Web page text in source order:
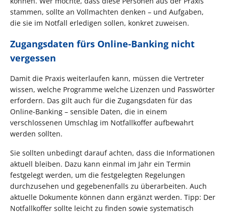
stammen, sollte an Vollmachten denken – und Aufgaben,
die sie im Notfall erledigen sollen, konkret zuweisen.
Zugangsdaten fürs Online-Banking nicht
vergessen
Damit die Praxis weiterlaufen kann, müssen die Vertreter
wissen, welche Programme welche Lizenzen und Passwörter
erfordern. Das gilt auch für die Zugangsdaten für das
Online-Banking – sensible Daten, die in einem
verschlossenen Umschlag im Notfallkoffer aufbewahrt
werden sollten.
Sie sollten unbedingt darauf achten, dass die Informationen
aktuell bleiben. Dazu kann einmal im Jahr ein Termin
festgelegt werden, um die festgelegten Regelungen
durchzusehen und gegebenenfalls zu überarbeiten. Auch
aktuelle Dokumente können dann ergänzt werden. Tipp: Der
Notfallkoffer sollte leicht zu finden sowie systematisch